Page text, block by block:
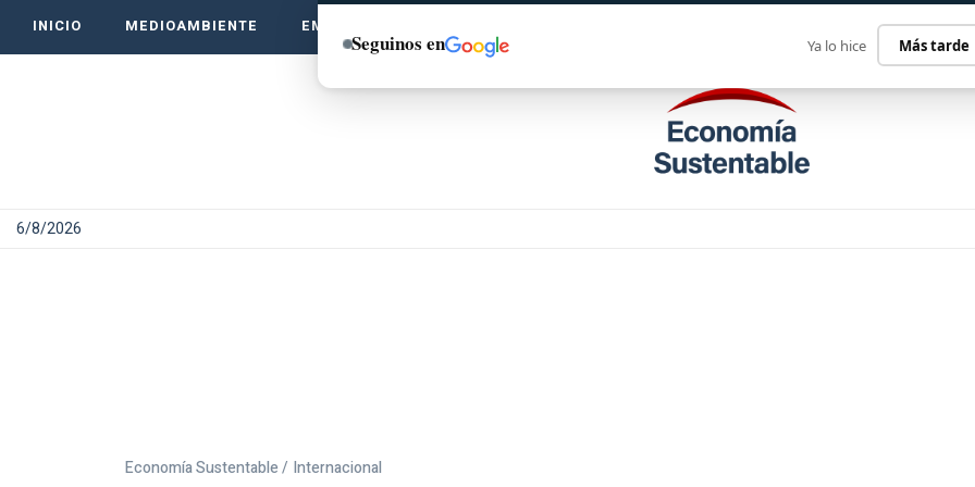
INICIO MEDIOAMBIENTE EMPRENDE VERDE
6/8/2026
Economía Sustentable / Internacional
Seguinos en Ya lo hice Más tarde